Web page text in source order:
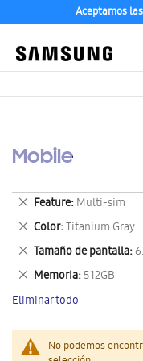
Aceptamos
Mobile
No podemos
Feature Multi-sim
Eliminar
este
artículo
Color Titanium Gray.
Eliminar
este
artículo
Tamaño de pantalla
Eliminar
este
artículo
Memoria 512GB
Eliminar
este
artículo
Eliminar todo